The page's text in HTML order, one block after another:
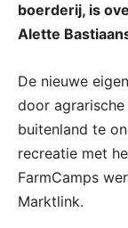
boerderij, is
Alette
De nieuwe
door
buitenland te
recreatie met
FarmCamps
Marktlink.